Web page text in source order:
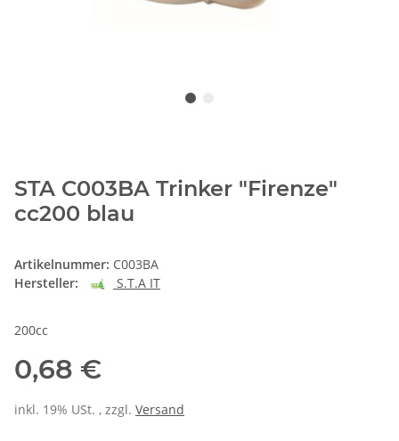
STA C003BA Trinker "Firenze"
cc200 blau
Artikelnummer: C003BA
Hersteller:
S.T.A IT
200cc
0,68 €
inkl. 19% USt. , zzgl. Versand